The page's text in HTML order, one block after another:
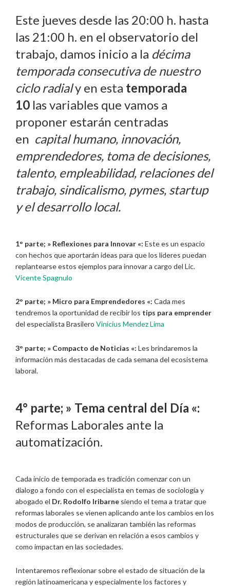
Este jueves desde las 20:00 h. hasta
las 21:00 h. en el observatorio del
trabajo, damos inicio a la décima
temporada consecutiva de nuestro
ciclo radialy en esta temporada
10 las variables que vamos a
proponer estarán centradas
en capital humano, innovación,
emprendedores, toma de decisiones,
talento, empleabilidad, relaciones del
trabajo, sindicalismo, pymes, startup
y el desarrollo local.
1° parte; » Reflexiones para Innovar «: Este es un espacio
con hechos que aportarán ideas para que los lideres puedan
replantearse estos ejemplos para innovar a cargo del Lic.
Vicente Spagnulo
2° parte; » Micro para Emprendedores «: Cada mes
tendremos la oportunidad de recibir los tips para emprender
del especialista Brasilero Vinicius Mendez Lima
3° parte; » Compacto de Noticias «: Les brindaremos la
información más destacadas de cada semana del ecosistema
laboral.
4° parte; » Tema central del Día «:
Reformas Laborales ante la
automatización.
Cada inicio de temporada es tradición comenzar con un
dialogo a fondo con el especialista en temas de sociología y
abogado el Dr. Rodolfo Iribarne siendo el tema a tratar que
reformas laborales se vienen aplicando ante los cambios en los
modos de producción, se analizaran también las reformas
estructurales que se derivan en relación a esos cambios y
como impactan en las sociedades.
Intentaremos reflexionar sobre el estado de situación de la
región latinoamericana y especialmente los factores y